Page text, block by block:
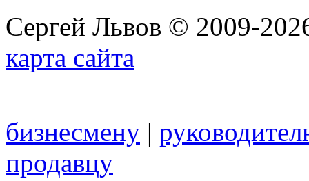
Сергей Львов © 2009-
карта сайта
бизнесмену |
продавцу